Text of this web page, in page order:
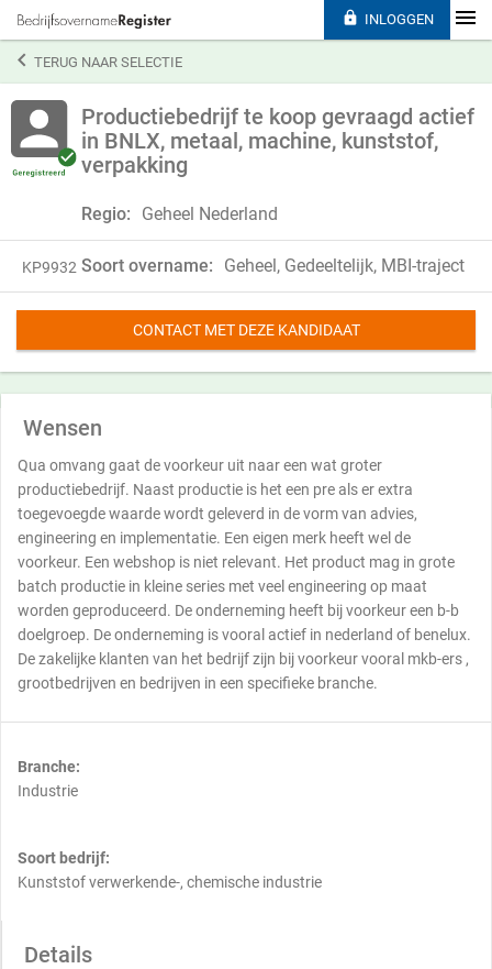
TERUG NAAR SELECTIE
Productiebedrijf te koop gevraagd actief
in BNLX, metaal, machine, kunststof,
verpakking
Regio: Geheel Nederland
KP9932 Soort overname: Geheel, Gedeeltelijk, MBI-traject
CONTACT MET DEZE KANDIDAAT
Wensen
Qua omvang gaat de voorkeur uit naar een wat groter
productiebedrijf. Naast productie is het een pre als er extra
toegevoegde waarde wordt geleverd in de vorm van advies,
engineering en implementatie. Een eigen merk heeft wel de
voorkeur. Een webshop is niet relevant. Het product mag in grote
batch productie in kleine series met veel engineering op maat
worden geproduceerd. De onderneming heeft bij voorkeur een b-b
doelgroep. De onderneming is vooral actief in nederland of benelux.
De zakelijke klanten van het bedrijf zijn bij voorkeur vooral mkb-ers ,
grootbedrijven en bedrijven in een specifieke branche.
Branche:
Industrie
Soort bedrijf:
Kunststof verwerkende-, chemische industrie
Details
 INLOGGEN